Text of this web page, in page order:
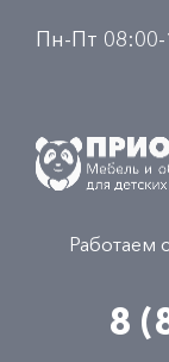
Пн-Пт
Работаем
8